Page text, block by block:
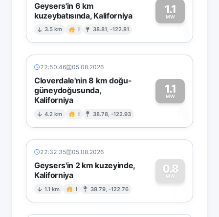
Geysers'in 6 km
kuzeybatısında, Kaliforniya
3.5 km I 38.81, -122.81
1.1
MW1
22:50:46 05.08.2026
Cloverdale'nin 8 km doğu-
güneydoğusunda,
Kaliforniya
4.2 km I 38.78, -122.93
1.1
MW
1
22:32:35 05.08.2026
Geysers'in 2 km kuzeyinde,
Kaliforniya
1.1 km I 38.79, -122.76
0.8
MW
0